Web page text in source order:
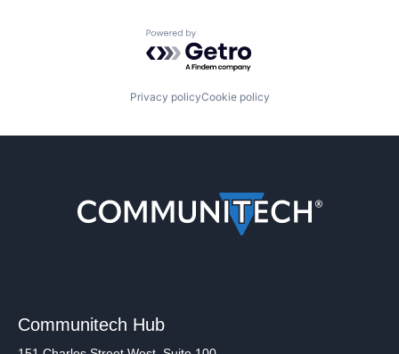
Powered by Getro.com
Privacy policyCookie policy
Communitech Hub